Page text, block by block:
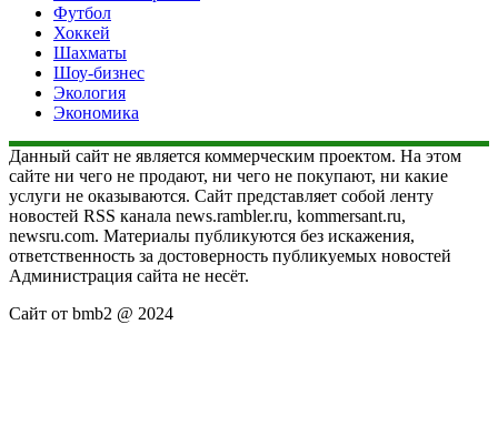
Футбол
Хоккей
Шахматы
Шоу-бизнес
Экология
Экономика
Данный сайт не является коммерческим проектом. На этом
сайте ни чего не продают, ни чего не покупают, ни какие
услуги не оказываются. Сайт представляет собой ленту
новостей RSS канала news.rambler.ru, kommersant.ru,
newsru.com. Материалы публикуются без искажения,
ответственность за достоверность публикуемых новостей
Администрация сайта не несёт.
Сайт от bmb2 @ 2024